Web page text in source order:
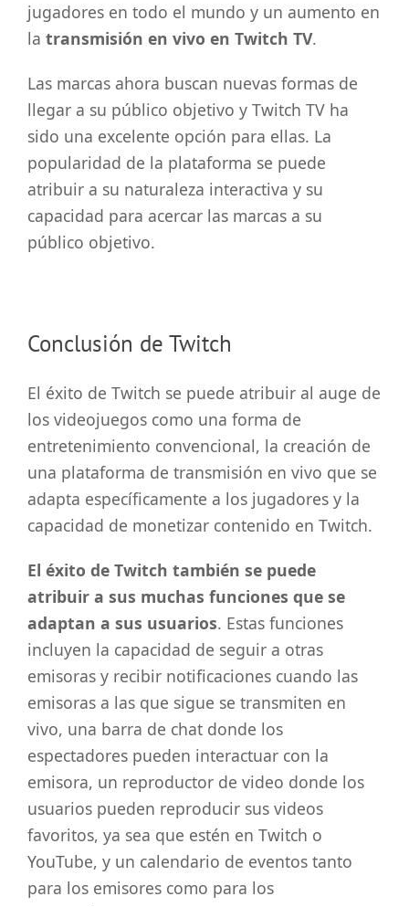
jugadores en todo el mundo y un aumento en
la transmisión en vivo en Twitch TV.
Las marcas ahora buscan nuevas formas de
llegar a su público objetivo y Twitch TV ha
sido una excelente opción para ellas. La
popularidad de la plataforma se puede
atribuir a su naturaleza interactiva y su
capacidad para acercar las marcas a su
público objetivo.
Conclusión de Twitch
El éxito de Twitch se puede atribuir al auge de
los videojuegos como una forma de
entretenimiento convencional, la creación de
una plataforma de transmisión en vivo que se
adapta específicamente a los jugadores y la
capacidad de monetizar contenido en Twitch.
El éxito de Twitch también se puede
atribuir a sus muchas funciones que se
adaptan a sus usuarios. Estas funciones
incluyen la capacidad de seguir a otras
emisoras y recibir notificaciones cuando las
emisoras a las que sigue se transmiten en
vivo, una barra de chat donde los
espectadores pueden interactuar con la
emisora, un reproductor de video donde los
usuarios pueden reproducir sus videos
favoritos, ya sea que estén en Twitch o
YouTube, y un calendario de eventos tanto
para los emisores como para los